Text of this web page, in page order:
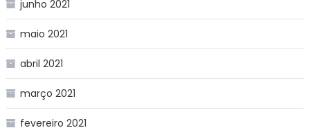
junho 2021
maio 2021
abril 2021
março 2021
fevereiro 2021